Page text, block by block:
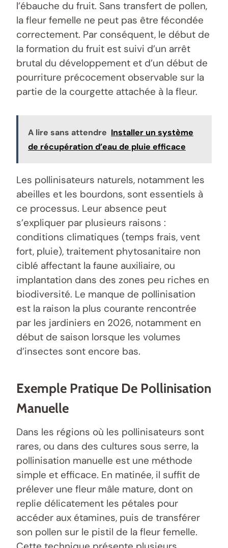
l’ébauche du fruit. Sans transfert de pollen,
la fleur femelle ne peut pas être fécondée
correctement. Par conséquent, le début de
la formation du fruit est suivi d’un arrêt
brutal du développement et d’un début de
pourriture précocement observable sur la
partie de la courgette attachée à la fleur.
A lire sans attendre Installer un système
de récupération d’eau de pluie efficace
Les pollinisateurs naturels, notamment les
abeilles et les bourdons, sont essentiels à
ce processus. Leur absence peut
s’expliquer par plusieurs raisons :
conditions climatiques (temps frais, vent
fort, pluie), traitement phytosanitaire non
ciblé affectant la faune auxiliaire, ou
implantation dans des zones peu riches en
biodiversité. Le manque de pollinisation
est la raison la plus courante rencontrée
par les jardiniers en 2026, notamment en
début de saison lorsque les volumes
d’insectes sont encore bas.
Exemple Pratique De Pollinisation
Manuelle
Dans les régions où les pollinisateurs sont
rares, ou dans des cultures sous serre, la
pollinisation manuelle est une méthode
simple et efficace. En matinée, il suffit de
prélever une fleur mâle mature, dont on
replie délicatement les pétales pour
accéder aux étamines, puis de transférer
son pollen sur le pistil de la fleur femelle.